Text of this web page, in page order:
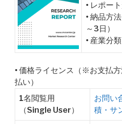
• レポー
• 納品方
～3日）
• 産業分
• 価格ライセンス（※お支払
払い）
1名閲覧用
（Single User）
お問い
積・サ